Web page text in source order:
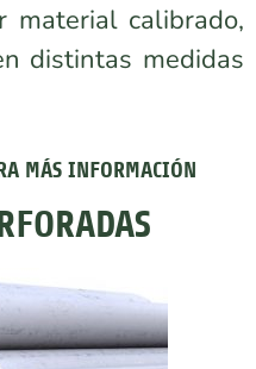
material calibrado,
distintas medidas
MÁS INFORMACIÓN